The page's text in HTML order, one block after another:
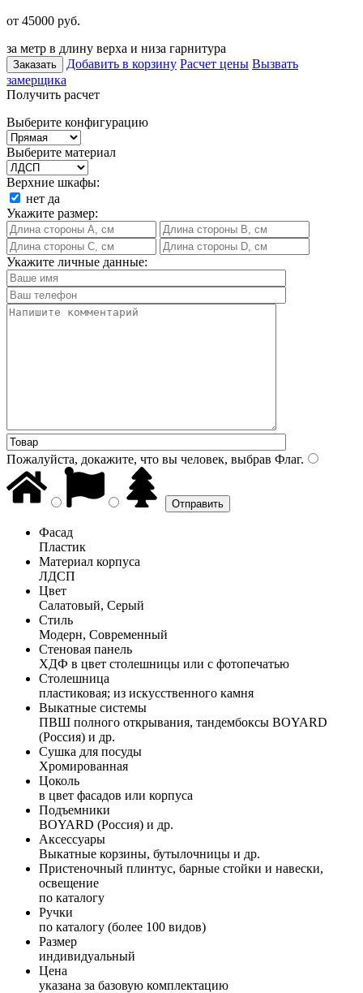
от 45000 руб.
за метр в длину верха и низа гарнитура
Заказать Добавить в корзину Расчет цены Вызвать
замерщика
Получить расчет
Выберите конфигурацию
Выберите материал
Верхние шкафы:
нет да
Укажите размер:
Укажите личные данные:
Пожалуйста, докажите, что вы человек, выбрав Флаг.
Фасад
Пластик
Материал корпуса
ЛДСП
Цвет
Салатовый, Серый
Стиль
Модерн, Современный
Стеновая панель
ХДФ в цвет столешницы или с фотопечатью
Столешница
пластиковая; из искусственного камня
Выкатные системы
ПВШ полного открывания, тандембоксы BOYARD
(Россия) и др.
Сушка для посуды
Хромированная
Цоколь
в цвет фасадов или корпуса
Подъемники
BOYARD (Россия) и др.
Аксессуары
Выкатные корзины, бутылочницы и др.
Пристеночный плинтус, барные стойки и навески,
освещение
по каталогу
Ручки
по каталогу (более 100 видов)
Размер
индивидуальный
Цена
указана за базовую комплектацию